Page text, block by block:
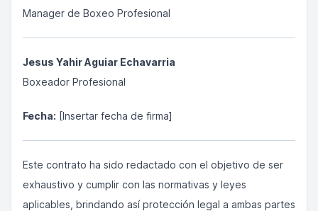
Manager de Boxeo Profesional
Jesus Yahir Aguiar Echavarria
Boxeador Profesional
Fecha: [Insertar fecha de firma]
Este contrato ha sido redactado con el objetivo de ser
exhaustivo y cumplir con las normativas y leyes
aplicables, brindando así protección legal a ambas partes